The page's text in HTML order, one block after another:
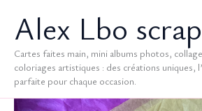
contenuAlex Lbo scrap
Cartes faites main, mini albums photos,
coloriages artistiques : des créations uniques,
parfaite pour chaque occasion.